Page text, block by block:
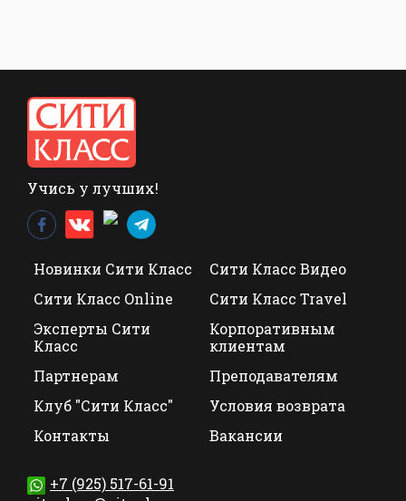
Учись у лучших!
Новинки Сити Класс
Сити Класс Видео
Сити Класс Online
Сити Класс Travel
Эксперты Сити
Класс
Корпоративным
клиентам
Партнерам
Преподавателям
Клуб "Сити Класс"
Условия возврата
Контакты
Вакансии
+7 (925) 517-61-91